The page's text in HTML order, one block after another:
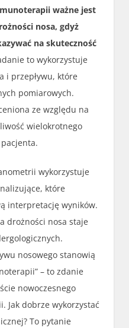
ważne jest
nosa, gdyż
na skuteczność
to wykorzystuje
i przepływu, które
pomiarowych.
ze względu na
wielokrotnego
wykorzystuje
które
interpretację wyników.
drożności nosa staje
nosowego stanowią
– to zdanie
nowoczesnego
Jak dobrze wykorzystać
To pytanie